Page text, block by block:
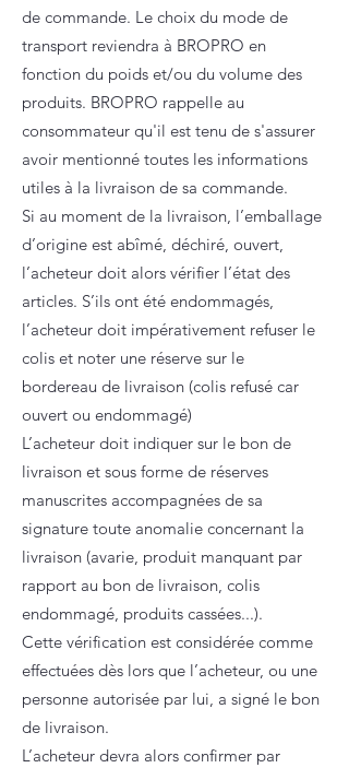
de commande. Le choix du mode de
transport reviendra à BROPRO en
fonction du poids et/ou du volume des
produits. BROPRO rappelle au
consommateur qu'il est tenu de s'assurer
avoir mentionné toutes les informations
utiles à la livraison de sa commande.
Si au moment de la livraison, l’emballage
d’origine est abîmé, déchiré, ouvert,
l’acheteur doit alors vérifier l’état des
articles. S’ils ont été endommagés,
l’acheteur doit impérativement refuser le
colis et noter une réserve sur le
bordereau de livraison (colis refusé car
ouvert ou endommagé)
L’acheteur doit indiquer sur le bon de
livraison et sous forme de réserves
manuscrites accompagnées de sa
signature toute anomalie concernant la
livraison (avarie, produit manquant par
rapport au bon de livraison, colis
endommagé, produits cassées...).
Cette vérification est considérée comme
effectuées dès lors que l’acheteur, ou une
personne autorisée par lui, a signé le bon
de livraison.
L’acheteur devra alors confirmer par